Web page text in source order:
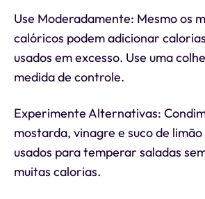
Use Moderadamente: Mesmo os
calóricos podem adicionar
usados em excesso. Use uma
medida de controle.
Experimente Alternativas:
mostarda, vinagre e suco de
usados para temperar saladas
muitas calorias.